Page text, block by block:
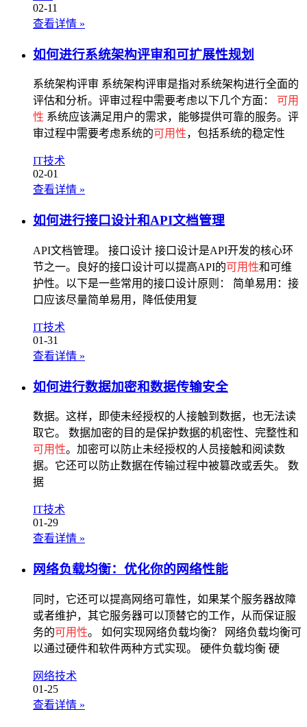
02-11
查看详情 »
如何进行系统架构评审和可扩展性规划
系统架构评审 系统架构评审是指对系统架构进行全面的
评估和分析。评审过程中需要考虑以下几个方面： 可用
性 系统应该满足用户的需求，能够提供可靠的服务。评
审过程中需要考虑系统的可用性，包括系统的稳定性
IT技术
02-01
查看详情 »
如何进行接口设计和API文档管理
API文档管理。 接口设计 接口设计是API开发的核心环
节之一。良好的接口设计可以提高API的可用性和可维
护性。以下是一些常用的接口设计原则： 简单易用：接
口应该尽量简单易用，降低使用复
IT技术
01-31
查看详情 »
如何进行数据加密和数据传输安全
数据。这样，即使未经授权的人接触到数据，也无法读
取它。 数据加密的目的是保护数据的机密性、完整性和
可用性。加密可以防止未经授权的人员接触和阅读数
据。它还可以防止数据在传输过程中被篡改或丢失。 数
据
IT技术
01-29
查看详情 »
网络负载均衡：优化你的网络性能
同时，它还可以提高网络可靠性，如果某个服务器故障
或者维护，其它服务器可以顶替它的工作，从而保证服
务的可用性。 如何实现网络负载均衡？ 网络负载均衡可
以通过硬件和软件两种方式实现。 硬件负载均衡 硬
网络技术
01-25
查看详情 »